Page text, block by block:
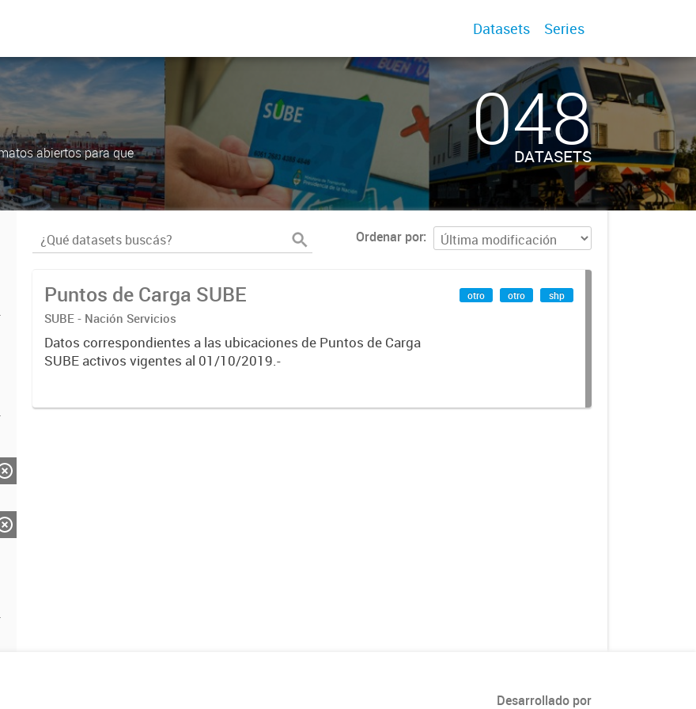
Datasets Series
abiertos para que
048
DATASETS
Ordenar por
Puntos de Carga SUBE
SUBE - Nación Servicios
Datos correspondientes a las ubicaciones de Puntos de Carga
SUBE activos vigentes al 01/10/2019.-
otro otro shp
Desarrollado por